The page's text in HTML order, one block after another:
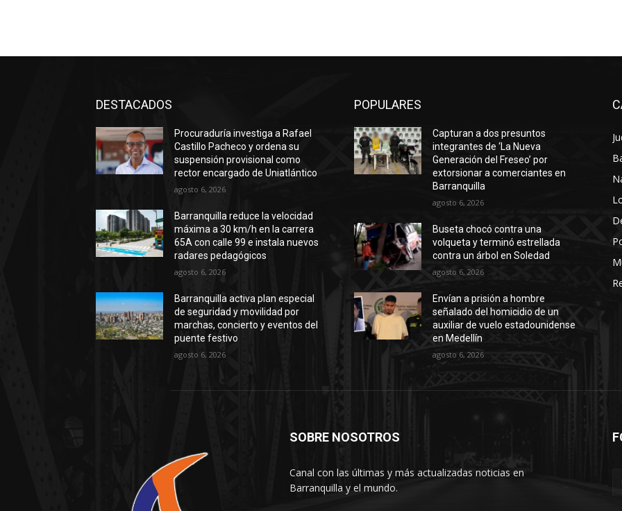
DESTACADOS
Procuraduría investiga a Rafael
Castillo Pacheco y ordena su
suspensión provisional como
rector encargado de Uniatlántico
agosto 6, 2026
Barranquilla reduce la velocidad
máxima a 30 km/h en la carrera
65A con calle 99 e instala nuevos
radares pedagógicos
agosto 6, 2026
Barranquilla activa plan especial
de seguridad y movilidad por
marchas, concierto y eventos del
puente festivo
agosto 6, 2026
POPULARES
Capturan a dos presuntos
integrantes de ‘La Nueva
Generación del Freseo’ por
extorsionar a comerciantes en
Barranquilla
agosto 6, 2026
Buseta chocó contra una
volqueta y terminó estrellada
contra un árbol en Soledad
agosto 6, 2026
Envían a prisión a hombre
señalado del homicidio de un
auxiliar de vuelo estadounidense
en Medellín
agosto 6, 2026
SOBRE NOSOTROS
Canal con las últimas y más actualizadas noticias en
Barranquilla y el mundo.